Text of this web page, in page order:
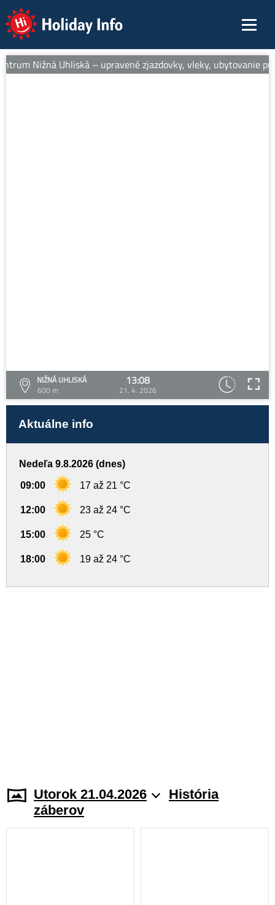
Holiday Info
Nižná Uhliská – upravené zjazdovky, vleky, ubytovanie
NIŽNÁ UHLISKÁ
600 m
13:08
21. 4. 2026
Aktuálne info
Nedeľa 9.8.2026 (dnes)
09:00 17 až 21 °C
12:00 23 až 24 °C
15:00 25 °C
18:00 19 až 24 °C
Utorok 21.04.2026
História
záberov